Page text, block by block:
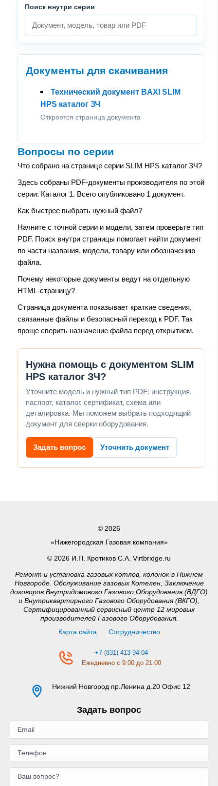
Поиск внутри серии
Документы для скачивания
Технический документ BAXI SLIM
HPS каталог ЗЧ
Откроется страница документа
Вопросы по серии
Что собрано на странице серии SLIM HPS каталог ЗЧ?
Здесь собраны PDF-документы производителя по этой
серии: Каталог 1. Всего опубликовано 1 документ.
Как быстрее выбрать нужный файл?
Начните с точной серии и модели, затем проверьте тип
PDF. Поиск внутри страницы помогает найти документ
по части названия, модели, товару или обозначению
файла.
Почему некоторые документы ведут на отдельную
HTML-страницу?
Страница документа показывает краткие сведения,
связанные файлы и безопасный переход к PDF. Так
проще сверить назначение файла перед открытием.
Нужна помощь с документом SLIM
HPS каталог ЗЧ?
Уточните модель и нужный тип PDF: инструкция,
паспорт, каталог, сертификат, схема или
деталировка. Мы поможем выбрать подходящий
документ для сверки оборудования.
Задать вопрос Уточнить документ
© 2026
«Нижегородская Газовая компания»
© 2026 И.П. Кротиков С.А. Virtbridge.ru
Ремонт и установка газовых котлов, колонок в Нижнем
Новгороде. Обслуживание газовых Котелен, Заключение
договоров Внутридомового Газового Оборудования (ВДГО)
и Внутриквартирного Газового Оборудования (ВКГО),
Сертифицированный сервисный центр 12 мировых
производителей Газового Оборудования.
Карта сайта
Сотрудничество
+7 (831) 413-94-04
Ежедневно с 9:00 до 21:00
Нижний Новгород пр.Ленина д.20 Офис 12
Задать вопрос